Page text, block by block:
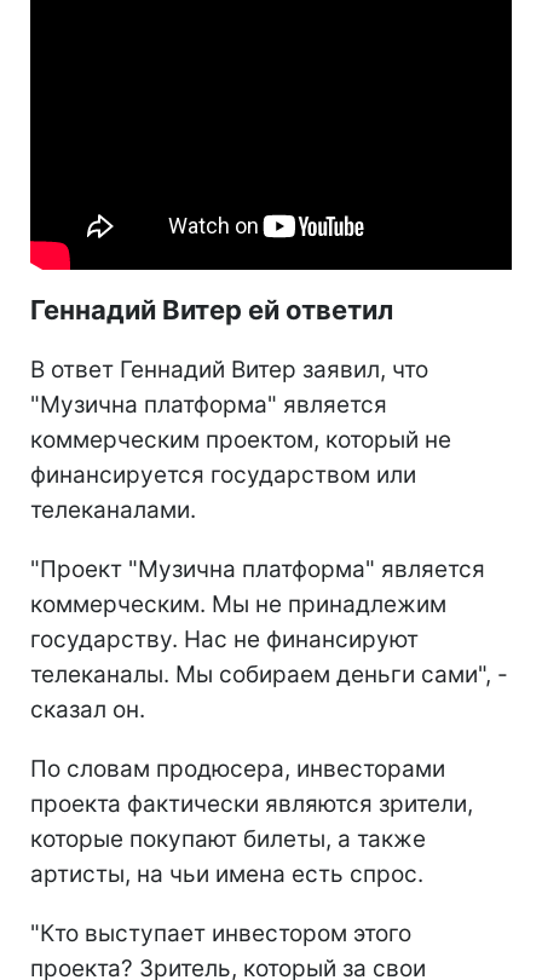
Геннадий Витер ей ответил
В ответ Геннадий Витер заявил, что
"Музична платформа" является
коммерческим проектом, который не
финансируется государством или
телеканалами.
"Проект "Музична платформа" является
коммерческим. Мы не принадлежим
государству. Нас не финансируют
телеканалы. Мы собираем деньги сами", -
сказал он.
По словам продюсера, инвесторами
проекта фактически являются зрители,
которые покупают билеты, а также
артисты, на чьи имена есть спрос.
"Кто выступает инвестором этого
проекта? Зритель, который за свои